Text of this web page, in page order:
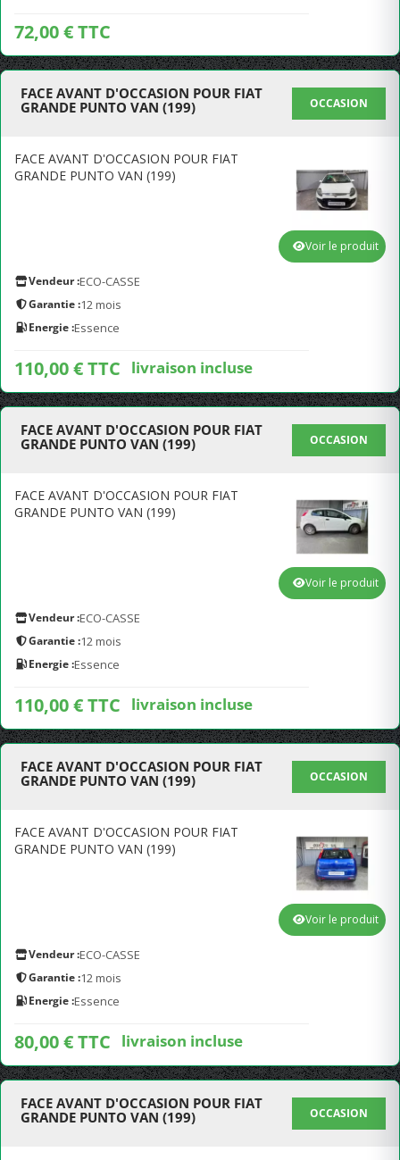
72,00 € TTC
FACE AVANT D'OCCASION POUR FIAT
GRANDE PUNTO VAN (199)
OCCASION
FACE AVANT D'OCCASION POUR FIAT
GRANDE PUNTO VAN (199)
Vendeur :ECO-CASSE
Garantie :12 mois
Energie :Essence
110,00 € TTC livraison incluse
Voir le produit
FACE AVANT D'OCCASION POUR FIAT
GRANDE PUNTO VAN (199)
OCCASION
FACE AVANT D'OCCASION POUR FIAT
GRANDE PUNTO VAN (199)
Vendeur :ECO-CASSE
Garantie :12 mois
Energie :Essence
110,00 € TTC livraison incluse
Voir le produit
FACE AVANT D'OCCASION POUR FIAT
GRANDE PUNTO VAN (199)
OCCASION
FACE AVANT D'OCCASION POUR FIAT
GRANDE PUNTO VAN (199)
Vendeur :ECO-CASSE
Garantie :12 mois
Energie :Essence
80,00 € TTC livraison incluse
Voir le produit
FACE AVANT D'OCCASION POUR FIAT
GRANDE PUNTO VAN (199)
OCCASION